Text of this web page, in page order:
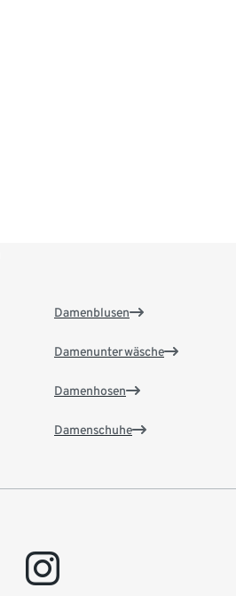
Damenblusen
Damenunterwäsche
Damenhosen
Damenschuhe
instagram